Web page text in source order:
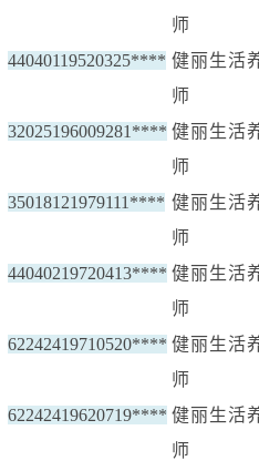
师
44040119520325**** 健丽生活
师
32025196009281**** 健丽生活
师
35018121979111**** 健丽生活
师
44040219720413**** 健丽生活
师
62242419710520**** 健丽生活
师
62242419620719**** 健丽生活
师